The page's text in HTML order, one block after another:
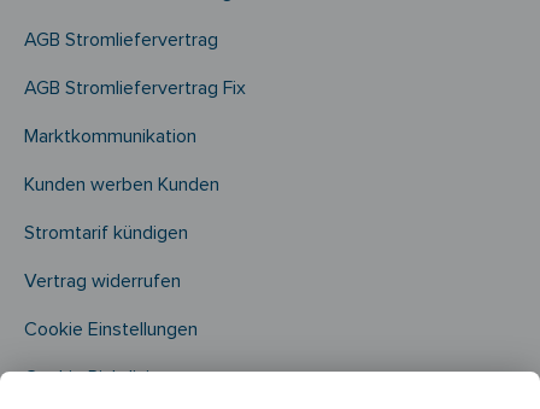
AGB Stromliefervertrag
AGB Stromliefervertrag Fix
Marktkommunikation
Kunden werben Kunden
Stromtarif kündigen
Vertrag widerrufen
Cookie Einstellungen
Cookie Richtlinie​